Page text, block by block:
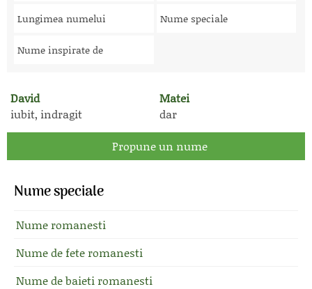
Lungimea numelui Nume speciale
Nume inspirate de
David
iubit, indragit
Matei
dar
Propune un nume
Nume speciale
Nume romanesti
Nume de fete romanesti
Nume de baieti romanesti